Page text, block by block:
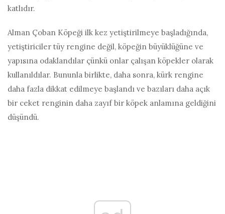
katlıdır.
Alman Çoban Köpeği ilk kez yetiştirilmeye başladığında,
yetiştiriciler tüy rengine değil, köpeğin büyüklüğüne ve
yapısına odaklandılar çünkü onlar çalışan köpekler olarak
kullanıldılar. Bununla birlikte, daha sonra, kürk rengine
daha fazla dikkat edilmeye başlandı ve bazıları daha açık
bir ceket renginin daha zayıf bir köpek anlamına geldiğini
düşündü.